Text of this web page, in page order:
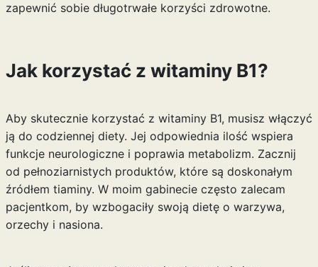
zapewnić sobie długotrwałe korzyści zdrowotne.
Jak korzystać z witaminy B1?
Aby skutecznie korzystać z witaminy B1, musisz włączyć
ją do codziennej diety. Jej odpowiednia ilość wspiera
funkcje neurologiczne i poprawia metabolizm. Zacznij
od pełnoziarnistych produktów, które są doskonałym
źródłem tiaminy. W moim gabinecie często zalecam
pacjentkom, by wzbogaciły swoją dietę o warzywa,
orzechy i nasiona.